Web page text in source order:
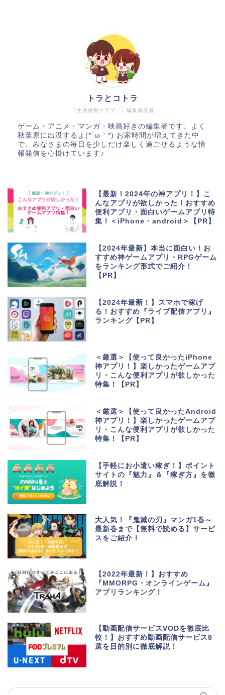
『生活便利クラブ。』編集責任者
トラとコトラ
ゲーム・アニメ・マンガ・映画好きの編集者です。よく
秋葉原に出没するよ(*´ω｀*) お家時間が増えてきた中
で、みなさまの毎日を少しだけ楽しく過ごせるような情
報発信を心掛けています♪
【最新！2024年の神アプリ！】こ
んなアプリが欲しかった！おすすめ
便利アプリ・面白いゲームアプリ特
集！＜iPhone・android＞【PR】
【2024年最新】本当に面白い！お
すすめ神ゲームアプリ・RPGゲーム
をランキング形式でご紹介！
【PR】
【2024年最新！】スマホで稼げ
る！おすすめ『ライブ配信アプリ』
ランキング【PR】
＜厳選＞【使って良かったiPhone
神アプリ！】楽しかったゲームアプ
リ・こんな便利アプリが欲しかった
特集！【PR】
＜厳選＞【使って良かったAndroid
神アプリ！】楽しかったゲームアプ
リ・こんな便利アプリが欲しかった
特集！【PR】
【手軽にお小遣い稼ぎ！】ポイント
サイトの『魅力』＆『稼ぎ方』を徹
底解説！
大人気！『鬼滅の刃』マンガ1巻～
最新巻まで【無料で読める】サービ
スをご紹介！
【2022年最新！】おすすめ
『MMORPG・オンラインゲーム』
アプリランキング！
【動画配信サービスVODを徹底比
較！】おすすめ動画配信サービス8
選を目的別に徹底解説！
生活便利アプリ・ゲーム
アプリ
ポイントサイト・お小遣
美容・健康・マッチング
動画・マンガ配信サービ